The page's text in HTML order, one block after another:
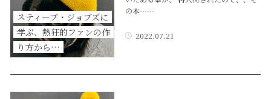
スティーブ・ジョブズに
学ぶ、熱狂的ファンの作
り方から…
の本……
2022.07.21